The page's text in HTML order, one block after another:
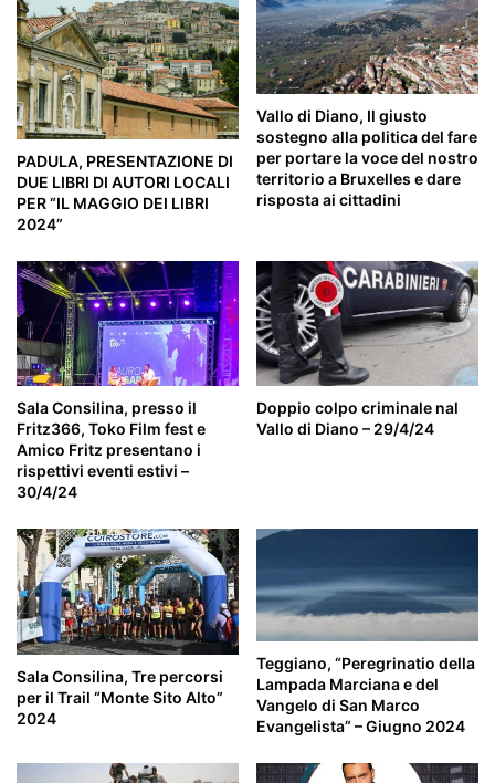
PADULA, PRESENTAZIONE DI
DUE LIBRI DI AUTORI LOCALI
PER “IL MAGGIO DEI LIBRI
2024”
Vallo di Diano, Il giusto
sostegno alla politica del fare
per portare la voce del nostro
territorio a Bruxelles e dare
risposta ai cittadini
Sala Consilina, presso il
Fritz366, Toko Film fest e
Amico Fritz presentano i
rispettivi eventi estivi –
30/4/24
Doppio colpo criminale nal
Vallo di Diano – 29/4/24
Sala Consilina, Tre percorsi
per il Trail “Monte Sito Alto”
2024
Teggiano, “Peregrinatio della
Lampada Marciana e del
Vangelo di San Marco
Evangelista” – Giugno 2024